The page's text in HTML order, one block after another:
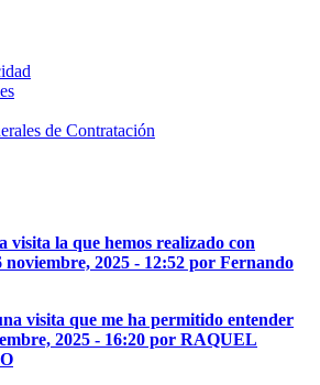
de Contratación
visita la que hemos realizado con
noviembre, 2025 - 12:52 por Fernando
visita que me ha permitido entender
2025 - 16:20 por RAQUEL